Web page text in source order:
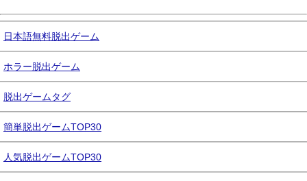
日本語無料脱出ゲーム
ホラー脱出ゲーム
脱出ゲームタグ
簡単脱出ゲームTOP30
人気脱出ゲームTOP30